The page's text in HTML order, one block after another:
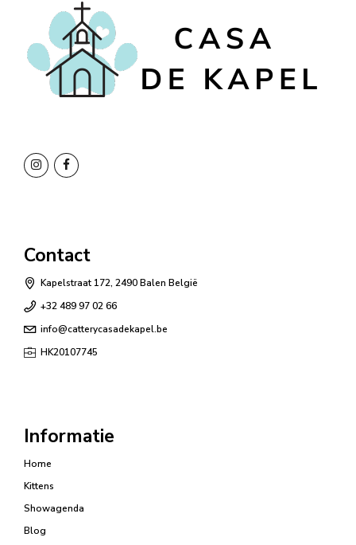
Contact
Kapelstraat 172, 2490 Balen België
+32 489 97 02 66
info@catterycasadekapel.be
HK20107745
Informatie
Home
Kittens
Showagenda
Blog